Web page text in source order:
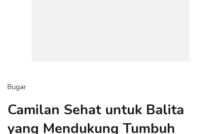
Bugar
Camilan Sehat untuk Balita
yang Mendukung Tumbuh